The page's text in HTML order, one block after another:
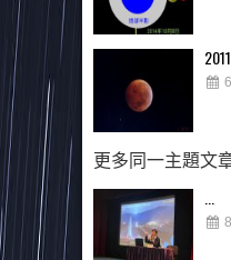
更多同一主題文